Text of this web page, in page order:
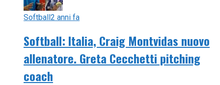
Softball2 anni fa
Softball: Italia, Craig Montvidas nuovo
allenatore. Greta Cecchetti pitching
coach